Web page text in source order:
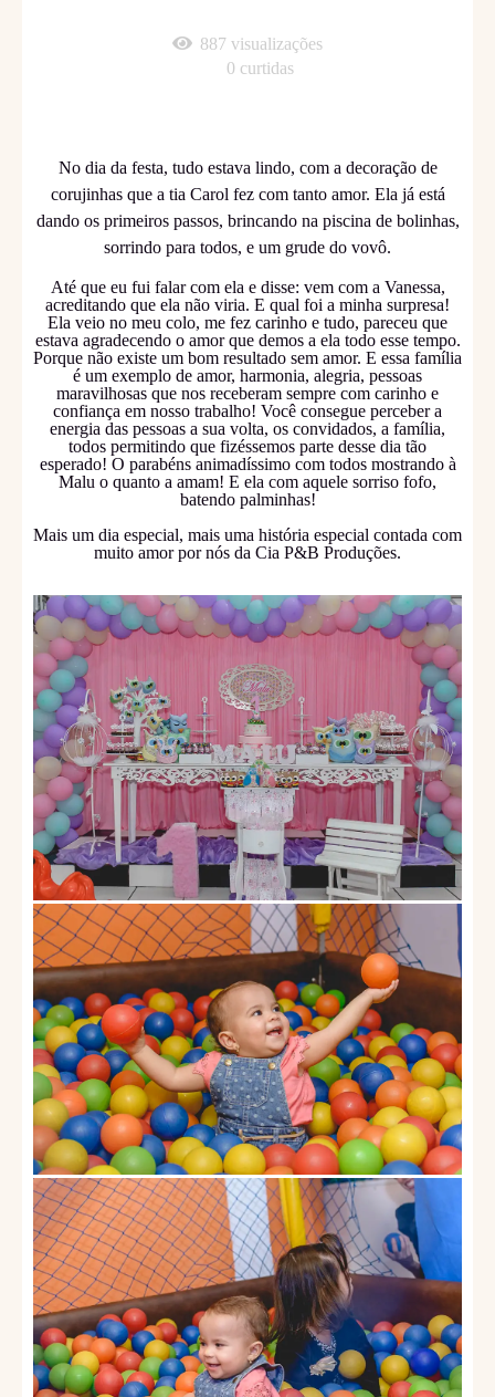
887 visualizações
0 curtidas
No dia da festa, tudo estava lindo, com a decoração de
corujinhas que a tia Carol fez com tanto amor. Ela já está
dando os primeiros passos, brincando na piscina de bolinhas,
sorrindo para todos, e um grude do vovô.
Até que eu fui falar com ela e disse: vem com a Vanessa,
acreditando que ela não viria. E qual foi a minha surpresa!
Ela veio no meu colo, me fez carinho e tudo, pareceu que
estava agradecendo o amor que demos a ela todo esse tempo.
Porque não existe um bom resultado sem amor. E essa família
é um exemplo de amor, harmonia, alegria, pessoas
maravilhosas que nos receberam sempre com carinho e
confiança em nosso trabalho! Você consegue perceber a
energia das pessoas a sua volta, os convidados, a família,
todos permitindo que fizéssemos parte desse dia tão
esperado! O parabéns animadíssimo com todos mostrando à
Malu o quanto a amam! E ela com aquele sorriso fofo,
batendo palminhas!
Mais um dia especial, mais uma história especial contada com
muito amor por nós da Cia P&B Produções.